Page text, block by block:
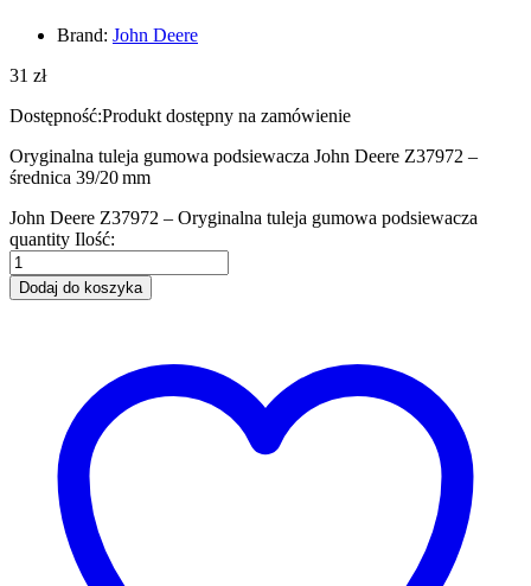
Brand: John Deere
31 zł
Dostępność:Produkt dostępny na zamówienie
Oryginalna tuleja gumowa podsiewacza John Deere Z37972 –
średnica 39/20 mm
John Deere Z37972 – Oryginalna tuleja gumowa podsiewacza
quantity Ilość:
Dodaj do koszyka